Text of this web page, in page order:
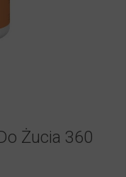
Żucia 360